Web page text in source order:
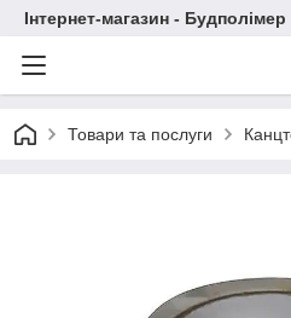
Інтернет-магазин - Будполімер
Товари та послуги